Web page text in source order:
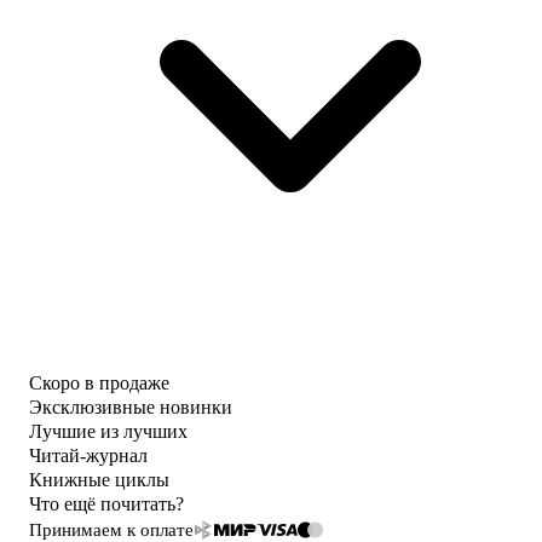
Скоро в продаже
Эксклюзивные новинки
Лучшие из лучших
Читай-журнал
Книжные циклы
Что ещё почитать?
Принимаем к оплате